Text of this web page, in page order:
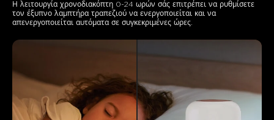
Η λειτουργία χρονοδιακόπτη 0-24 ωρών σάς επιτρέπει να ρυθμίσετε
τον έξυπνο λαμπτήρα τραπεζιού να ενεργοποιείται και να
απενεργοποιείται αυτόματα σε συγκεκριμένες ώρες.